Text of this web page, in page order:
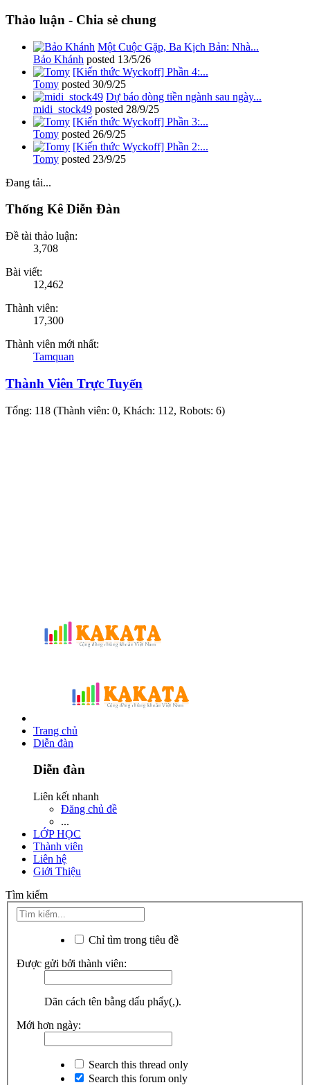
Thảo luận - Chia sẻ chung
Một Cuộc Gặp, Ba Kịch Bản: Nhà...
Bảo Khánh posted 13/5/26
[Kiến thức Wyckoff] Phần 4:...
Tomy posted 30/9/25
Dự báo dòng tiền ngành sau ngày...
midi_stock49 posted 28/9/25
[Kiến thức Wyckoff] Phần 3:...
Tomy posted 26/9/25
[Kiến thức Wyckoff] Phần 2:...
Tomy posted 23/9/25
Đang tải...
Thống Kê Diễn Đàn
Đề tài thảo luận:
3,708
Bài viết:
12,462
Thành viên:
17,300
Thành viên mới nhất:
Tamquan
Thành Viên Trực Tuyến
Tổng: 118 (Thành viên: 0, Khách: 112, Robots: 6)
Trang chủ
Diễn đàn
Diễn đàn
Liên kết nhanh
Đăng chủ đề
...
LỚP HỌC
Thành viên
Liên hệ
Giới Thiệu
Tìm kiếm
Chỉ tìm trong tiêu đề
Được gửi bởi thành viên:
Dãn cách tên bằng dấu phẩy(,).
Mới hơn ngày:
Search this thread only
Search this forum only